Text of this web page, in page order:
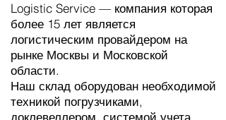
Logistic Service — компания которая
более 15 лет является
логистическим провайдером на
рынке Москвы и Московской
области.
Наш склад оборудован необходимой
техникой погрузчиками,
доклевеллером, системой учета